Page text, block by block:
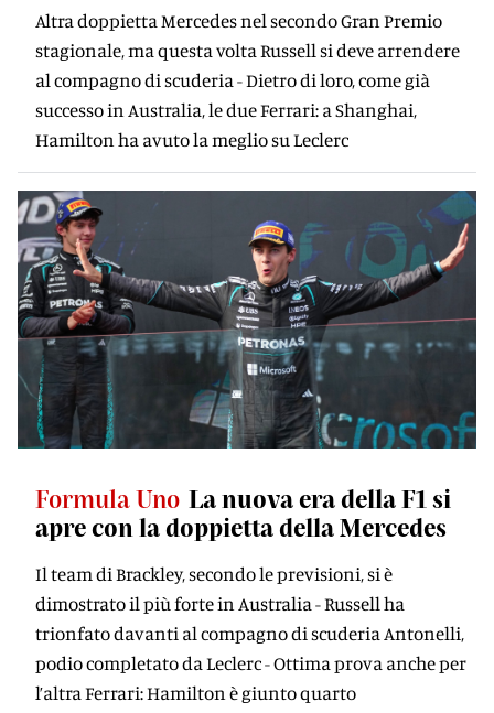
Altra doppietta Mercedes nel secondo Gran Premio
stagionale, ma questa volta Russell si deve arrendere
al compagno di scuderia - Dietro di loro, come già
successo in Australia, le due Ferrari: a Shanghai,
Hamilton ha avuto la meglio su Leclerc
Formula Uno La nuova era della F1 si
apre con la doppietta della Mercedes
Il team di Brackley, secondo le previsioni, si è
dimostrato il più forte in Australia - Russell ha
trionfato davanti al compagno di scuderia Antonelli,
podio completato da Leclerc - Ottima prova anche per
l’altra Ferrari: Hamilton è giunto quarto